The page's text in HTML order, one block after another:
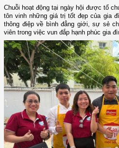
Chuỗi hoạt động tại ngày hội được tổ
tôn vinh những giá trị tốt đẹp của gia
thông điệp về bình đẳng giới, sự sẻ
viên trong việc vun đắp hạnh phúc gia